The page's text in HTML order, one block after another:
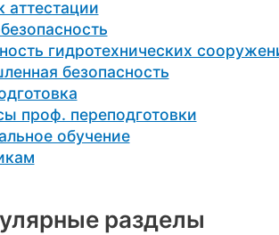
aттестации
гидротехнических
безопасность
проф. переподготовки
обучение
разделы